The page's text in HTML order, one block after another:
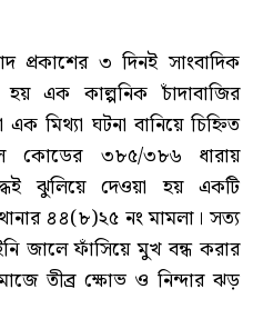
প্রকাশের ৩ দিনই সাংবাদিক
এক কাল্পনিক চাঁদাবাজির
মিথ্যা ঘটনা বানিয়ে চিহ্নিত
কোডের ৩৮৫/৩৮৬ ধারায়
ঝুলিয়ে দেওয়া হয় একটি
৪৪(৮)২৫ নং মামলা। সত্য
জালে ফাঁসিয়ে মুখ বন্ধ করার
তীব্র ক্ষোভ ও নিন্দার ঝড়